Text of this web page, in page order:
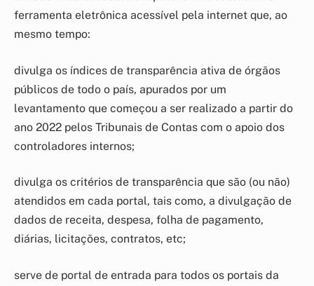
ferramenta eletrônica acessível pela internet que, ao
mesmo tempo:
divulga os índices de transparência ativa de órgãos
públicos de todo o país, apurados por um
levantamento que começou a ser realizado a partir do
ano 2022 pelos Tribunais de Contas com o apoio dos
controladores internos;
divulga os critérios de transparência que são (ou não)
atendidos em cada portal, tais como, a divulgação de
dados de receita, despesa, folha de pagamento,
diárias, licitações, contratos, etc;
serve de portal de entrada para todos os portais da